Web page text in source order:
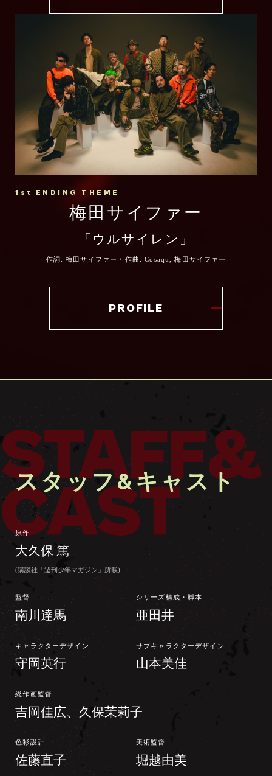
1st ENDING THEME
梅田サイファー
「ウルサイレン」
作詞: 梅田サイファー / 作曲: Cosaqu, 梅田サイファー
PROFILE
STAFF&
CAST
スタッフ&キャスト
原作
大久保 篤
(講談社「週刊少年マガジン」所載)
監督
南川達馬
シリーズ構成・脚本
亜田井
キャラクターデザイン
守岡英行
サブキャラクターデザイン
山本美佳
総作画監督
吉岡佳広、久保茉莉子
色彩設計
佐藤直子
美術監督
堀越由美